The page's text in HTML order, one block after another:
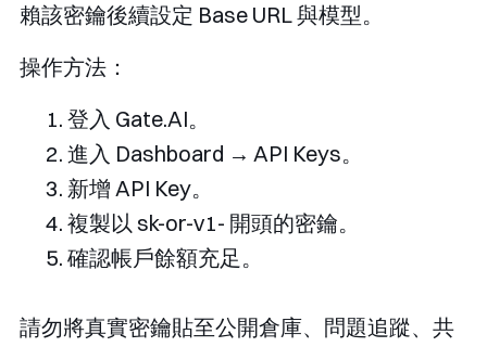
賴該密鑰後續設定 Base URL 與模型。
操作方法：
登入 Gate.AI。
進入 Dashboard → API Keys。
新增 API Key。
複製以 sk-or-v1- 開頭的密鑰。
確認帳戶餘額充足。
請勿將真實密鑰貼至公開倉庫、問題追蹤、共